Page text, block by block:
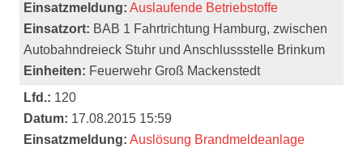
Einsatzmeldung: Auslaufende Betriebstoffe
Einsatzort: BAB 1 Fahrtrichtung Hamburg, zwischen
Autobahndreieck Stuhr und Anschlussstelle Brinkum
Einheiten: Feuerwehr Groß Mackenstedt
Lfd.: 120
Datum: 17.08.2015 15:59
Einsatzmeldung: Auslösung Brandmeldeanlage